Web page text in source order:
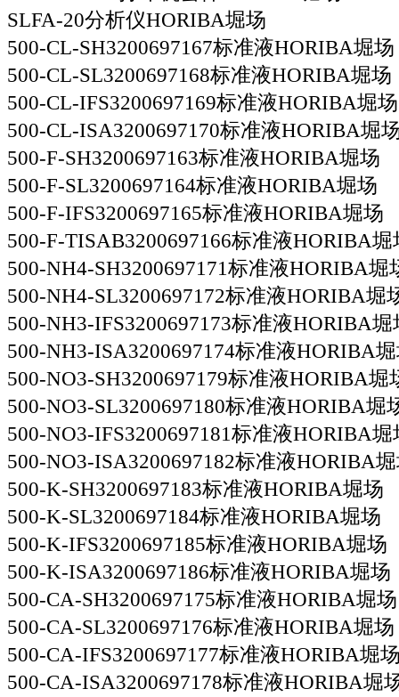
SLFA-20分析仪HORIBA堀场
500-CL-SH3200697167标准液HORIBA堀场
500-CL-SL3200697168标准液HORIBA堀场
500-CL-IFS3200697169标准液HORIBA堀场
500-CL-ISA3200697170标准液HORIBA堀
500-F-SH3200697163标准液HORIBA堀场
500-F-SL3200697164标准液HORIBA堀场
500-F-IFS3200697165标准液HORIBA堀场
500-F-TISAB3200697166标准液HORIBA堀
500-NH4-SH3200697171标准液HORIBA堀
500-NH4-SL3200697172标准液HORIBA堀
500-NH3-IFS3200697173标准液HORIBA堀
500-NH3-ISA3200697174标准液HORIBA
500-NO3-SH3200697179标准液HORIBA堀
500-NO3-SL3200697180标准液HORIBA堀
500-NO3-IFS3200697181标准液HORIBA堀
500-NO3-ISA3200697182标准液HORIBA
500-K-SH3200697183标准液HORIBA堀场
500-K-SL3200697184标准液HORIBA堀场
500-K-IFS3200697185标准液HORIBA堀场
500-K-ISA3200697186标准液HORIBA堀场
500-CA-SH3200697175标准液HORIBA堀场
500-CA-SL3200697176标准液HORIBA堀场
500-CA-IFS3200697177标准液HORIBA堀
500-CA-ISA3200697178标准液HORIBA堀